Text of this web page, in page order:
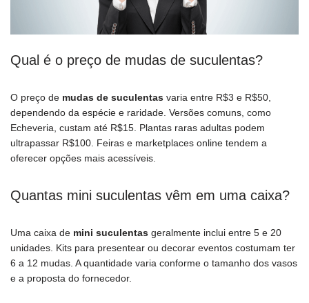
Qual é o preço de mudas de suculentas?
O preço de mudas de suculentas varia entre R$3 e R$50,
dependendo da espécie e raridade. Versões comuns, como
Echeveria, custam até R$15. Plantas raras adultas podem
ultrapassar R$100. Feiras e marketplaces online tendem a
oferecer opções mais acessíveis.
Quantas mini suculentas vêm em uma caixa?
Uma caixa de mini suculentas geralmente inclui entre 5 e 20
unidades. Kits para presentear ou decorar eventos costumam ter
6 a 12 mudas. A quantidade varia conforme o tamanho dos vasos
e a proposta do fornecedor.